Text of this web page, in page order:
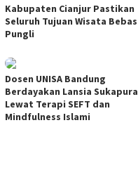
Kabupaten Cianjur Pastikan
Seluruh Tujuan Wisata Bebas
Pungli
Dosen UNISA Bandung
Berdayakan Lansia Sukapura
Lewat Terapi SEFT dan
Mindfulness Islami